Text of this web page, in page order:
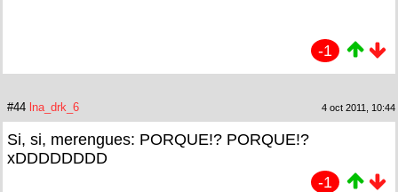
-1
#44 lna_drk_6 4 oct 2011, 10:44
Si, si, merengues: PORQUE!? PORQUE!?
xDDDDDDDD
-1